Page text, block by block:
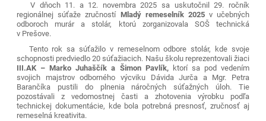
V dňoch 11. a 12. novembra 2025 sa uskutočnil 29. ročník
regionálnej súťaže zručností Mladý remeselník 2025 v učebných
odboroch murár a stolár, ktorú zorganizovala SOŠ technická
v Prešove.
Tento rok sa súťažilo v remeselnom odbore stolár, kde svoje
schopnosti predviedlo 20 súťažiacich. Našu školu reprezentovali žiaci
III.AK – Marko Juhaščík a Šimon Pavlík,ktorí sa pod vedením
svojich majstrov odborného výcviku Dávida Jurča a Mgr. Petra
Barančíka pustili do plnenia náročných súťažných úloh. Tie
pozostávali z vedomostnej časti a zhotovenia výrobku podľa
technickej dokumentácie, kde bola potrebná presnosť, zručnosť aj
remeselná kreativita.